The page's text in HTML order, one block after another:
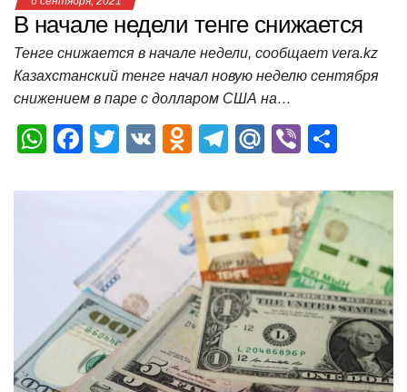
В начале недели тенге снижается
Тенге снижается в начале недели, сообщает vera.kz
Казахстанский тенге начал новую неделю сентября
снижением в паре с долларом США на…
W
at
p
F
c
b
o
o
k
T
tt
er
V
O
n
o
kl
a
ss
ni
ki
T
e
gr
a
m
M
.R
u
Vi
er п
р
а
в
и
т
ь